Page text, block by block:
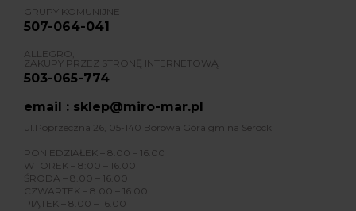
GRUPY KOMUNIJNE
507-064-041
ALLEGRO,
ZAKUPY PRZEZ STRONĘ INTERNETOWĄ
503-065-774
email : sklep@miro-mar.pl
ul.Poprzeczna 26, 05-140 Borowa Góra gmina Serock
PONIEDZIAŁEK – 8.00 – 16.00
WTOREK – 8:00 – 16.00
ŚRODA – 8.00 – 16.00
CZWARTEK – 8.00 – 16.00
PIĄTEK – 8.00 – 16.00